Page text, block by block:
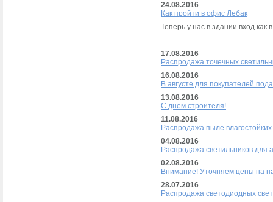
24.08.2016
Как пройти в офис Лебак
Теперь у нас в здании вход
17.08.2016
Распродажа точечных
16.08.2016
В августе для покупателей
13.08.2016
С днем строителя!
11.08.2016
Распродажа пыле
04.08.2016
Распродажа светильников
02.08.2016
Внимание! Уточняем цены на
28.07.2016
Распродажа светодиодных